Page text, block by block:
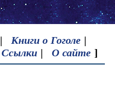
| Книги о Гоголе |
Ссылки | О сайте ]